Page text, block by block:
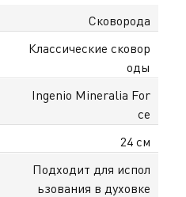
Сковорода
Классические сковор
оды
Ingenio Mineralia For
ce
24 см
Подходит для испол
ьзования в духовке